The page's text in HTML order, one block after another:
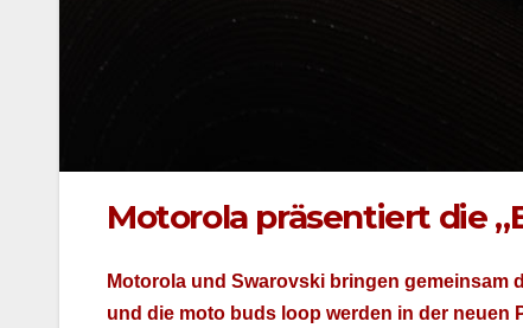
Motorola präsentiert die
Motoro­la und Swarovs­ki brin­gen gemein­sam
und die moto buds loop wer­den in der neuen